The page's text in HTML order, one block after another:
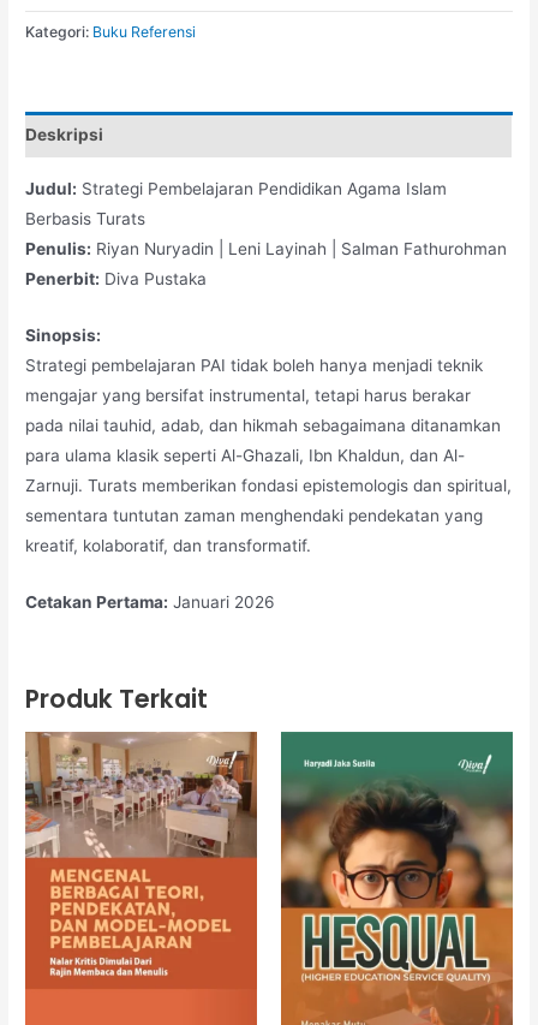
Kategori: Buku Referensi
Deskripsi
Judul: Strategi Pembelajaran Pendidikan Agama Islam
Berbasis Turats
Penulis: Riyan Nuryadin | Leni Layinah | Salman Fathurohman
Penerbit: Diva Pustaka
Sinopsis:
Strategi pembelajaran PAI tidak boleh hanya menjadi teknik
mengajar yang bersifat instrumental, tetapi harus berakar
pada nilai tauhid, adab, dan hikmah sebagaimana ditanamkan
para ulama klasik seperti Al-Ghazali, Ibn Khaldun, dan Al-
Zarnuji. Turats memberikan fondasi epistemologis dan spiritual,
sementara tuntutan zaman menghendaki pendekatan yang
kreatif, kolaboratif, dan transformatif.
Cetakan Pertama: Januari 2026
Produk Terkait